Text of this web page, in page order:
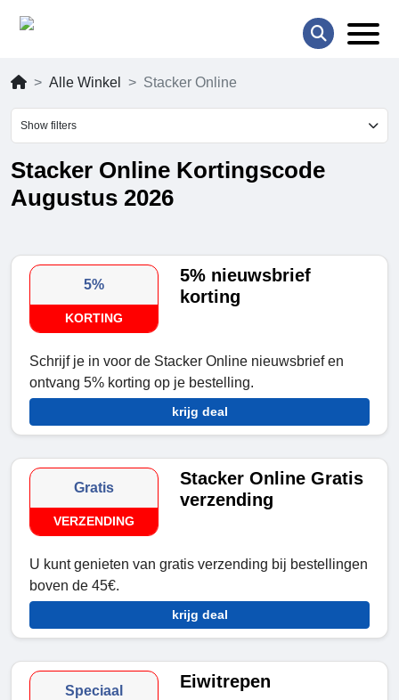
Alle Winkel Stacker Online
Show filters
Stacker Online Kortingscode
Augustus 2026
5%
KORTING
5% nieuwsbrief
korting
Schrijf je in voor de Stacker Online nieuwsbrief en
ontvang 5% korting op je bestelling.
krijg deal
Gratis
VERZENDING
Stacker Online Gratis
verzending
U kunt genieten van gratis verzending bij bestellingen
boven de 45€.
krijg deal
Speciaal Eiwitrepen